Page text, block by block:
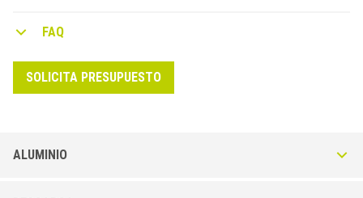
FAQ
SOLICITA PRESUPUESTO
ALUMINIO